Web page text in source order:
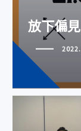
放下偏